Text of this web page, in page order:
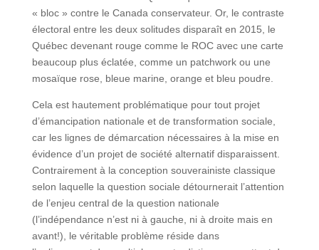
« bloc » contre le Canada conservateur. Or, le contraste
électoral entre les deux solitudes disparaît en 2015, le
Québec devenant rouge comme le ROC avec une carte
beaucoup plus éclatée, comme un patchwork ou une
mosaïque rose, bleue marine, orange et bleu poudre.
Cela est hautement problématique pour tout projet
d’émancipation nationale et de transformation sociale,
car les lignes de démarcation nécessaires à la mise en
évidence d’un projet de société alternatif disparaissent.
Contrairement à la conception souverainiste classique
selon laquelle la question sociale détournerait l’attention
de l’enjeu central de la question nationale
(l’indépendance n’est ni à gauche, ni à droite mais en
avant!), le véritable problème réside dans